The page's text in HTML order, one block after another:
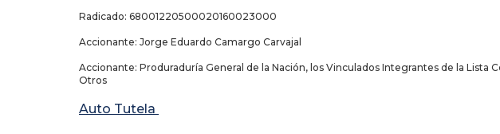
Radicado: 68001220500020160023000
Accionante: Jorge Eduardo Camargo Carvajal
Accionante: Produraduría General de la Nación, los Vinculados Integrantes de la Lista
Otros
Auto Tutela